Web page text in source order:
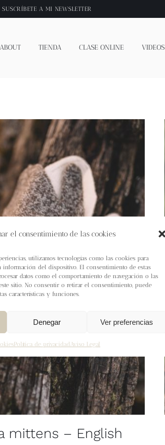
el consentimiento de las cookies
utilizamos tecnologías como las cookies para
del dispositivo. El consentimiento de estas
datos como el comportamiento de navegación o las
sitio. No consentir o retirar el consentimiento, puede
características y funciones.
Denegar Ver preferencias
Política de privacidad Aviso Legal
SUSCRÍBETE A MI NEWSLETTER
ABOUT TIENDA CLASE ONLINE VIDEOS
mittens – English